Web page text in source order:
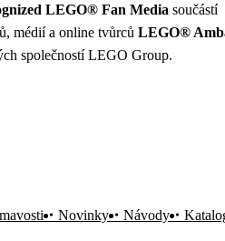
LEGO® Fan Media součástí
médií a online tvůrců LEGO®
společností LEGO Group.
Novinky Návody